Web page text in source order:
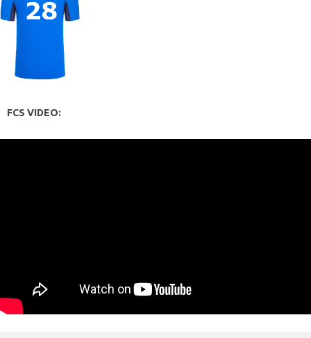
FCS VIDEO: